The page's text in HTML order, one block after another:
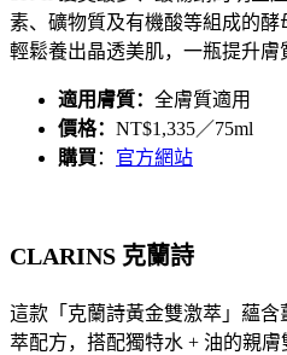
素、礦物質及有機酸等組成的酵
輕鬆養出晶透美肌，一瓶提升膚
適用膚質： 全膚質適用
價格： NT$1,335／75ml
購買 ： 官方網站
CLARINS 克蘭詩
這款「 克蘭詩黃金雙激萃 」蘊含
萃配方，搭配獨特水 + 油的親